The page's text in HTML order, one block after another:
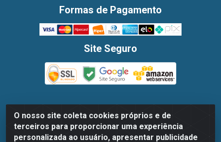
O nosso site coleta cookies próprios e de
terceiros para proporcionar uma experiência
personalizada ao usuário, apresentar publicidade
Formas de Pagamento
Site Seguro
Dispan Distribuidora de Alimentos LTDA - Avenida
Marechal Mascarenhas De Moraes, 1048- Imbiribeira,